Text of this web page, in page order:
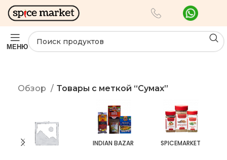
МЕНЮ
Обзор Товары с меткой “Сумах”
INDIAN BAZAR SPICEMARKET